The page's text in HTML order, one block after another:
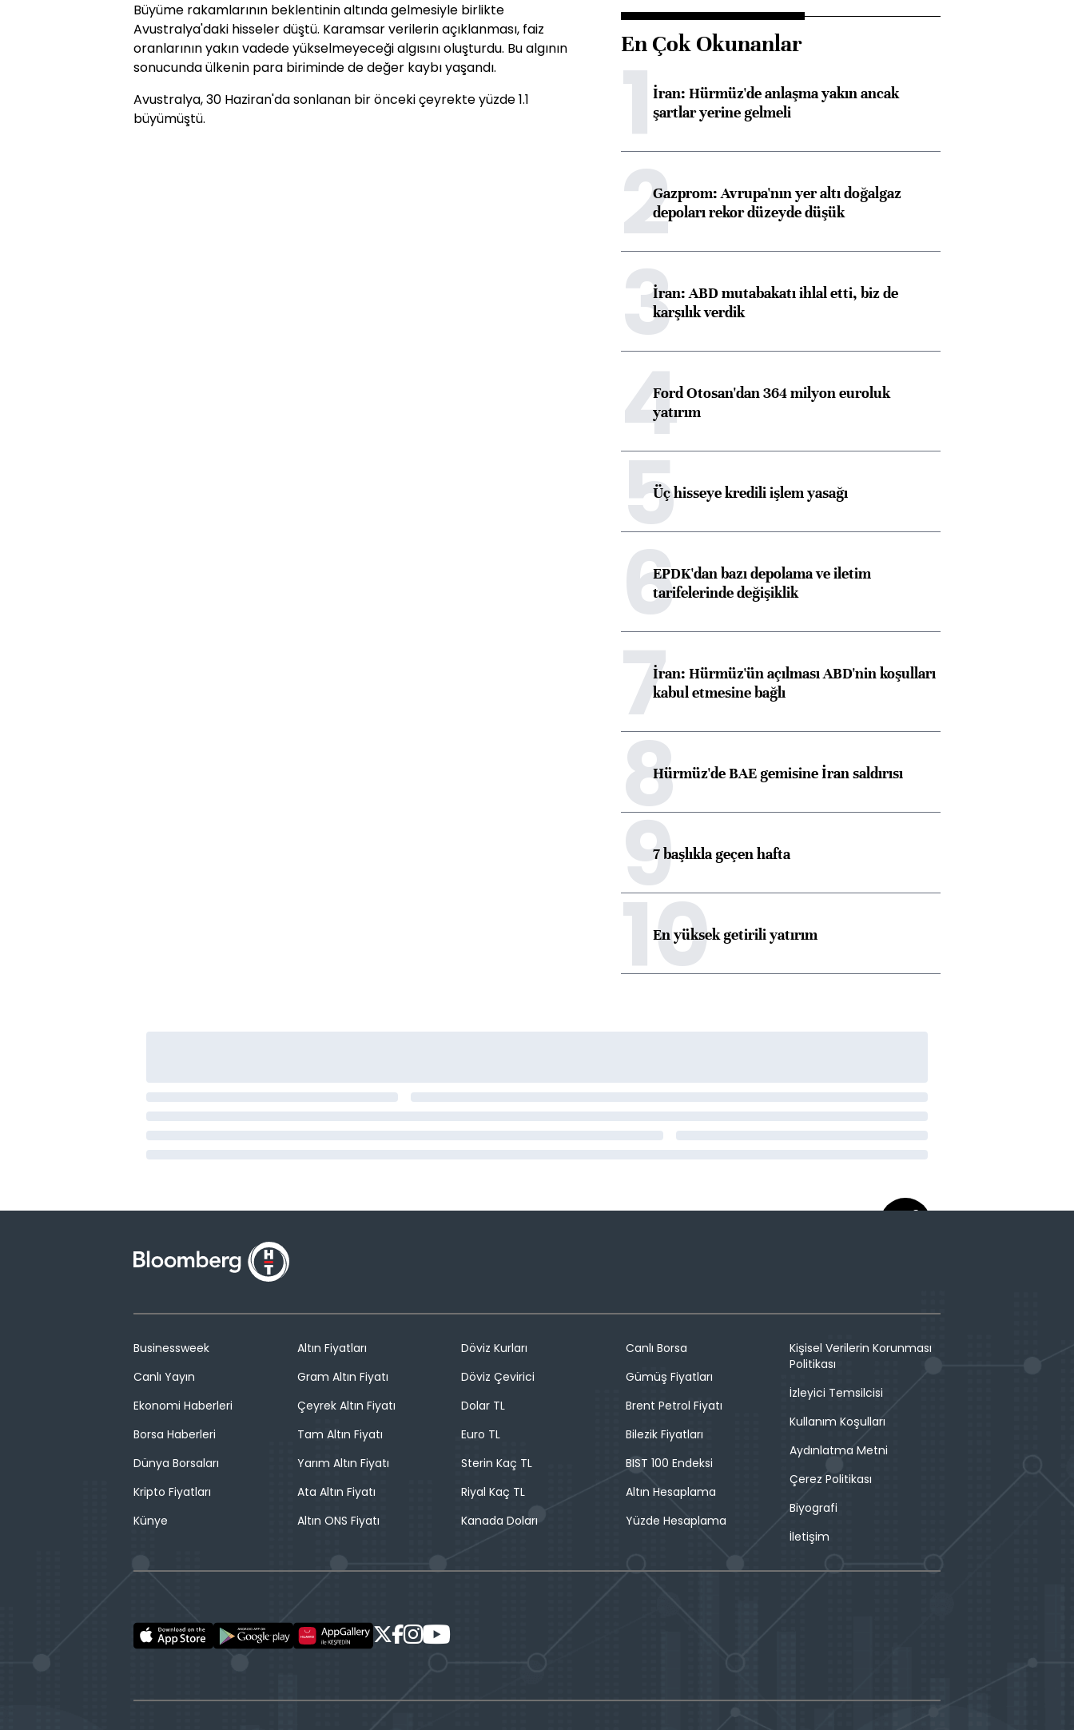
Büyüme rakamlarının beklentinin altında gelmesiyle birlikte
Avustralya'daki hisseler düştü. Karamsar verilerin açıklanması, faiz
oranlarının yakın vadede yükselmeyeceği algısını oluşturdu. Bu algının
sonucunda ülkenin para biriminde de değer kaybı yaşandı.
Avustralya, 30 Haziran'da sonlanan bir önceki çeyrekte yüzde 1.1
büyümüştü.
En Çok Okunanlar
1İran: Hürmüz'de anlaşma yakın ancak
şartlar yerine gelmeli
2Gazprom: Avrupa'nın yer altı doğalgaz
depoları rekor düzeyde düşük
3İran: ABD mutabakatı ihlal etti, biz de
karşılık verdik
4Ford Otosan'dan 364 milyon euroluk
yatırım
5Üç hisseye kredili işlem yasağı
6EPDK'dan bazı depolama ve iletim
tarifelerinde değişiklik
7İran: Hürmüz'ün açılması ABD'nin koşulları
kabul etmesine bağlı
8Hürmüz'de BAE gemisine İran saldırısı
97 başlıkla geçen hafta
10
En yüksek getirili yatırım
Businessweek
Canlı Yayın
Ekonomi Haberleri
Borsa Haberleri
Dünya Borsaları
Kripto Fiyatları
Künye
Altın Fiyatları
Gram Altın Fiyatı
Çeyrek Altın Fiyatı
Tam Altın Fiyatı
Yarım Altın Fiyatı
Ata Altın Fiyatı
Altın ONS Fiyatı
Döviz Kurları
Döviz Çevirici
Dolar TL
Euro TL
Sterin Kaç TL
Riyal Kaç TL
Kanada Doları
Canlı Borsa
Gümüş Fiyatları
Brent Petrol Fiyatı
Bilezik Fiyatları
BIST 100 Endeksi
Altın Hesaplama
Yüzde Hesaplama
Kişisel Verilerin Korunması
Politikası
İzleyici Temsilcisi
Kullanım Koşulları
Aydınlatma Metni
Çerez Politikası
Biyografi
İletişim